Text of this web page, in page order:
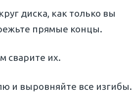
диска, как только вы
прямые концы.
сварите их.
и выровняйте все изгибы.